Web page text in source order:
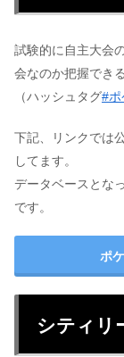
試験的に自主大会
会なのか把握でき
（ハッシュタグ#ポ
下記、リンクでは
してます。
データベースとな
です。
ポ
シティリ